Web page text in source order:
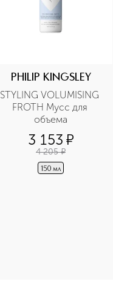
PHILIP KINGSLEY
STYLING VOLUMISING
FROTH Мусс для
объема
3 153 ¤
4 205 ¤
150 мл